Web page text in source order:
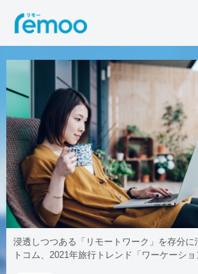
トワーク」を存分に活用！ブッキング・ドッ
ンド「ワーケーション」におすすめの国内宿